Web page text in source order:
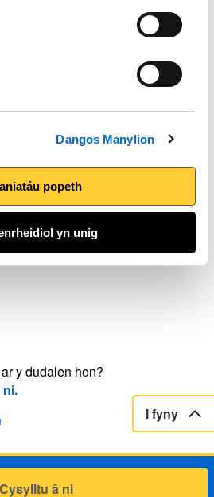
Dangos Manylion
popeth
yn unig
Llwybr
iechyd meddwl a'ch lles ar Lwybr
y dudalen hon?
I fyny
Cysylltu â ni